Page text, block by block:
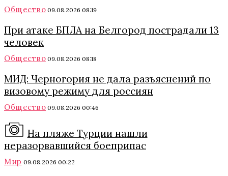
Общество 09.08.2026 08:19
При атаке БПЛА на Белгород пострадали 13
человек
Общество 09.08.2026 08:18
МИД: Черногория не дала разъяснений по
визовому режиму для россиян
Общество 09.08.2026 00:46
На пляже Турции нашли
неразорвавшийся боеприпас
Мир 09.08.2026 00:22